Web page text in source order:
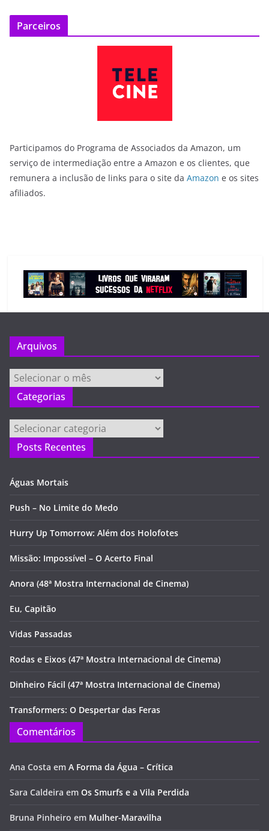
Parceiros
Participamos do Programa de Associados da Amazon, um
serviço de intermediação entre a Amazon e os clientes, que
remunera a inclusão de links para o site da Amazon e os sites
afiliados.
Arquivos
Arquivos
Categorias
Categorias
Posts Recentes
Águas Mortais
Push – No Limite do Medo
Hurry Up Tomorrow: Além dos Holofotes
Missão: Impossível – O Acerto Final
Anora (48ª Mostra Internacional de Cinema)
Eu, Capitão
Vidas Passadas
Rodas e Eixos (47ª Mostra Internacional de Cinema)
Dinheiro Fácil (47ª Mostra Internacional de Cinema)
Transformers: O Despertar das Feras
Comentários
Ana Costa em A Forma da Água – Crítica
Sara Caldeira em Os Smurfs e a Vila Perdida
Bruna Pinheiro em Mulher-Maravilha